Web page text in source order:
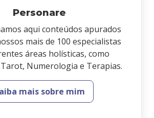
Personare
aqui conteúdos apurados
mais de 100 especialistas
áreas holísticas, como
Numerologia e Terapias.
mais sobre mim